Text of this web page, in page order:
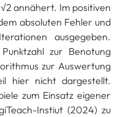
annähert. Im positiven
absoluten Fehler und
ausgegeben.
zur Benotung
zur Auswertung
hier nicht dargestellt.
zum Einsatz eigener
Instiut (2024) zu